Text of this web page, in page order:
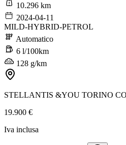
10.296 km
2024-04-11
MILD-HYBRID-PETROL
Automatico
6 l/100km
128 g/km
STELLANTIS &YOU TORINO
19.900 €
Iva inclusa